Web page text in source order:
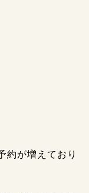
約が増えており